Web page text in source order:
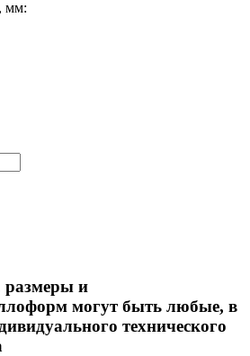
мм:
размеры и
могут быть любые, в
технического